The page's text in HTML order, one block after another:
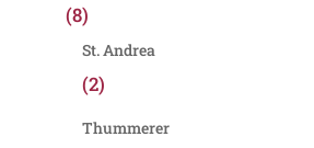
(8)
St. Andrea
(2)
Thummerer